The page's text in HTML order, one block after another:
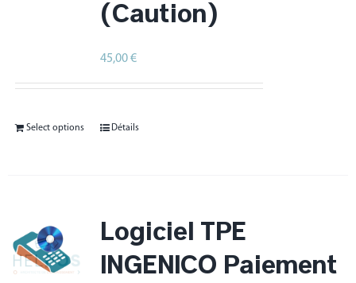
(Caution)
45,00€
Select options Détails
Logiciel TPE
INGENICO Paiement